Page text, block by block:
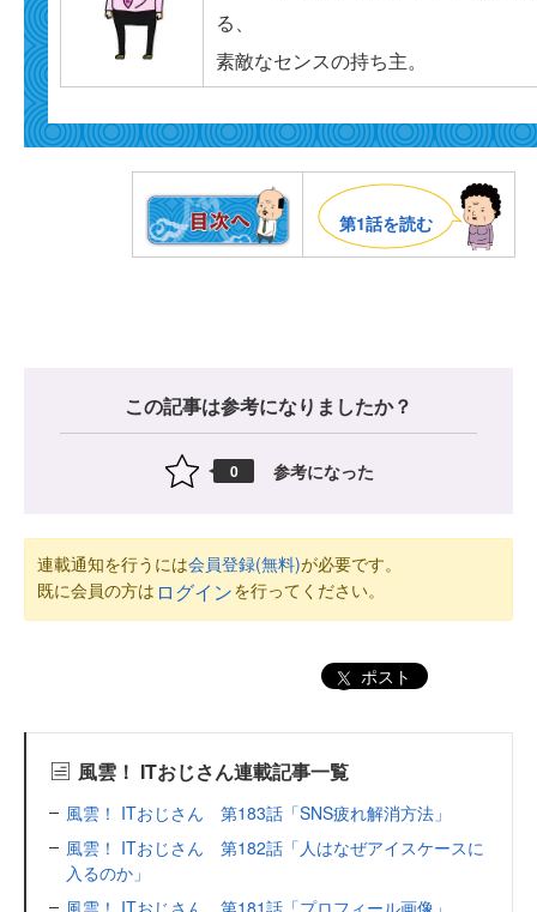
る、
素敵なセンスの持ち主。
第1話を読む
この記事は参考になりましたか？
0 参考になった
連載通知を行うには会員登録(無料)が必要です。
既に会員の方は ログインを行ってください。
ポスト
風雲！ ITおじさん連載記事一覧
風雲！ ITおじさん 第183話「SNS疲れ解消方法」
風雲！ ITおじさん 第182話「人はなぜアイスケースに
入るのか」
風雲！ ITおじさん 第181話「プロフィール画像」